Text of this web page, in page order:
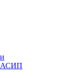
АСИП